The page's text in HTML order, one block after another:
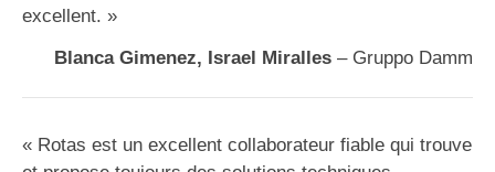
excellent. »
Blanca Gimenez, Israel Miralles – Gruppo Damm
« Rotas est un excellent collaborateur fiable qui trouve